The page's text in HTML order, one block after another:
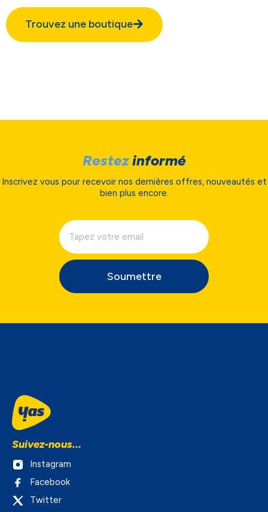
Trouvez une boutique
Restezinformé
Inscrivez vous pour recevoir nos dernières offres, nouveautés et
bien plus encore.
Soumettre
Suivez-nous...
Instagram
Facebook
Twitter